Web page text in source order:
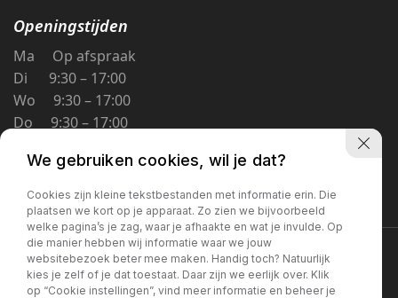
Openingstijden
Ma Op afspraak
Di 9:30 – 17:00
Wo 9:30 – 17:00
Do 9:30 – 17:00
Za 9:30 – 16:00
Zo Gesloten
Privacybeleid
We gebruiken cookies, wil je dat?
Cookies zijn kleine tekstbestanden met informatie erin. Die
plaatsen we kort op je apparaat. Zo zien we bijvoorbeeld
welke pagina’s je zag, waar je afhaakte en wat je invulde. Op
die manier hebben wij informatie waar we jouw
websitebezoek beter mee maken. Handig toch? Natuurlijk
kies je zelf of je dat toestaat. Daar zijn we eerlijk over. Klik
op “Cookie instellingen”, vind meer informatie en beheer je